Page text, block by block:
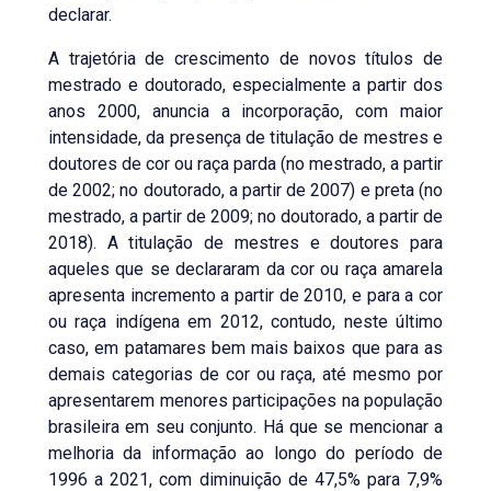
declarar.
A trajetória de crescimento de novos títulos de
mestrado e doutorado, especialmente a partir dos
anos 2000, anuncia a incorporação, com maior
intensidade, da presença de titulação de mestres e
doutores de cor ou raça parda (no mestrado, a partir
de 2002; no doutorado, a partir de 2007) e preta (no
mestrado, a partir de 2009; no doutorado, a partir de
2018). A titulação de mestres e doutores para
aqueles que se declararam da cor ou raça amarela
apresenta incremento a partir de 2010, e para a cor
ou raça indígena em 2012, contudo, neste último
caso, em patamares bem mais baixos que para as
demais categorias de cor ou raça, até mesmo por
apresentarem menores participações na população
brasileira em seu conjunto. Há que se mencionar a
melhoria da informação ao longo do período de
1996 a 2021, com diminuição de 47,5% para 7,9%